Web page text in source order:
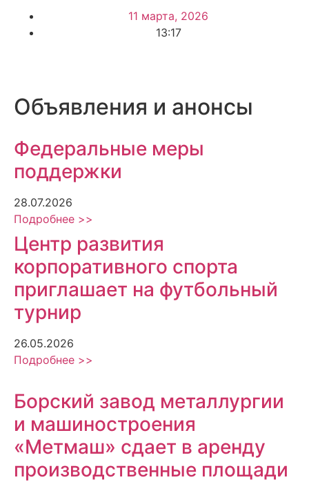
11 марта, 2026
13:17
Объявления и анонсы
Федеральные меры
поддержки
28.07.2026
Подробнее >>
Центр развития
корпоративного спорта
приглашает на футбольный
турнир
26.05.2026
Подробнее >>
Борский завод металлургии
и машиностроения
«Метмаш» сдает в аренду
производственные площади